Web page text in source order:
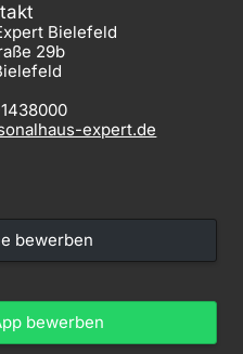
Bielefeld
29b
expert.de
bewerben
bewerben